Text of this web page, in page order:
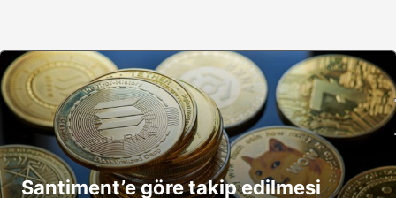
Santiment’e göre takip edilmesi